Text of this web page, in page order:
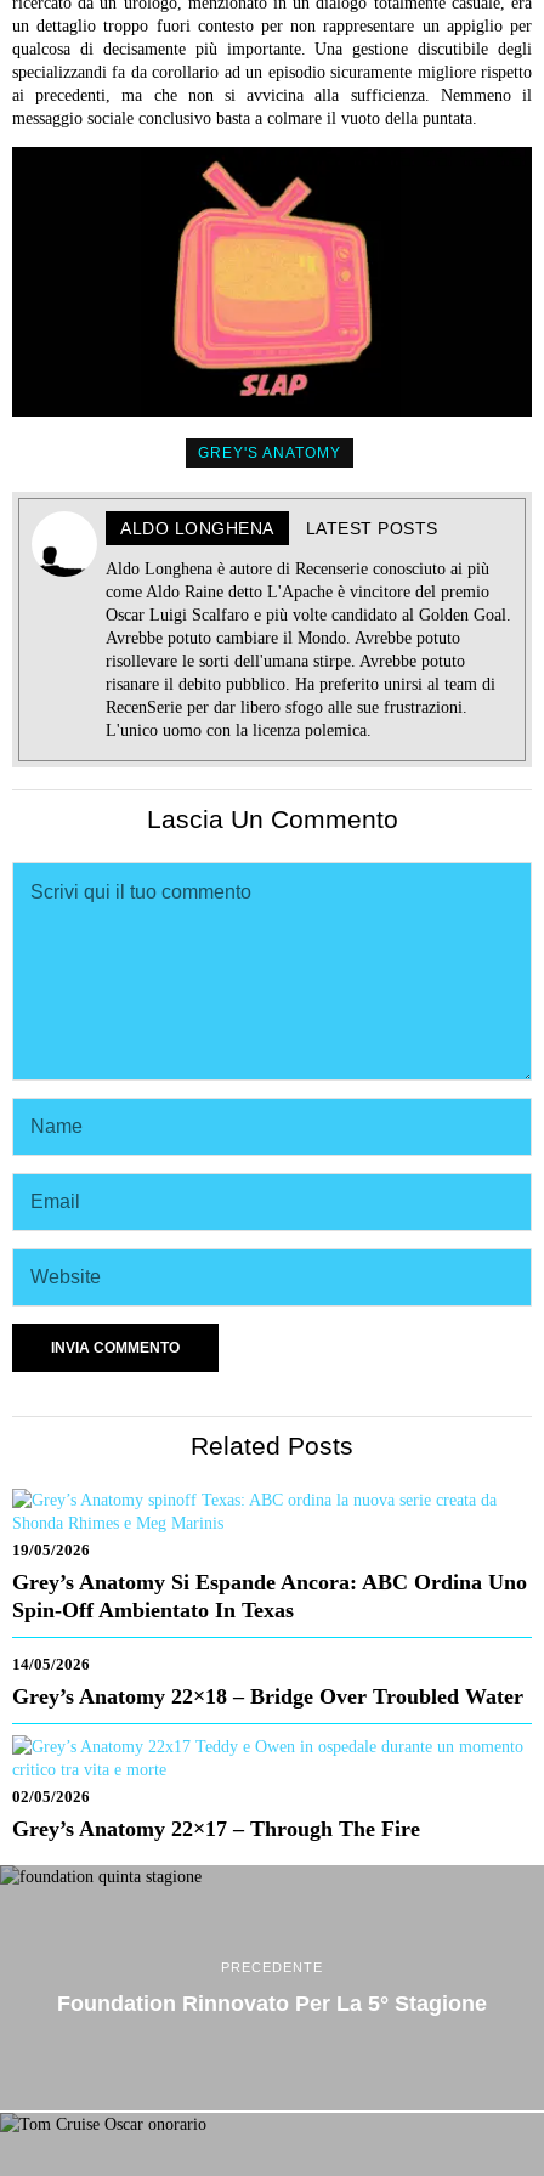
un dettaglio troppo fuori contesto per non rappresentare un appiglio per
qualcosa di decisamente più importante. Una gestione discutibile degli
specializzandi fa da corollario ad un episodio sicuramente migliore rispetto
ai precedenti, ma che non si avvicina alla sufficienza. Nemmeno il
messaggio sociale conclusivo basta a colmare il vuoto della puntata.
GREY'S ANATOMY
ALDO LONGHENA LATEST POSTS
Aldo Longhena è autore di Recenserie conosciuto ai più
come Aldo Raine detto L'Apache è vincitore del premio
Oscar Luigi Scalfaro e più volte candidato al Golden Goal.
Avrebbe potuto cambiare il Mondo. Avrebbe potuto
risollevare le sorti dell'umana stirpe. Avrebbe potuto
risanare il debito pubblico. Ha preferito unirsi al team di
RecenSerie per dar libero sfogo alle sue frustrazioni.
L'unico uomo con la licenza polemica.
Lascia Un Commento
Related Posts
19/05/2026
Grey’s Anatomy Si Espande Ancora: ABC Ordina Uno
Spin-Off Ambientato In Texas
14/05/2026
Grey’s Anatomy 22×18 – Bridge Over Troubled Water
02/05/2026
Grey’s Anatomy 22×17 – Through The Fire
PRECEDENTE
Foundation Rinnovato Per La 5° Stagione